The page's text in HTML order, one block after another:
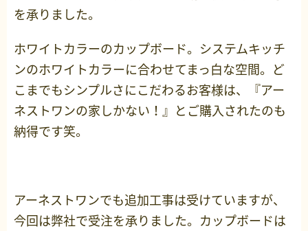
を承りました。
ホワイトカラーのカップボード。システムキッチ
ンのホワイトカラーに合わせてまっ白な空間。ど
こまでもシンプルさにこだわるお客様は、『アー
ネストワンの家しかない！』とご購入されたのも
納得です笑。
アーネストワンでも追加工事は受けていますが、
今回は弊社で受注を承りました。カップボードは